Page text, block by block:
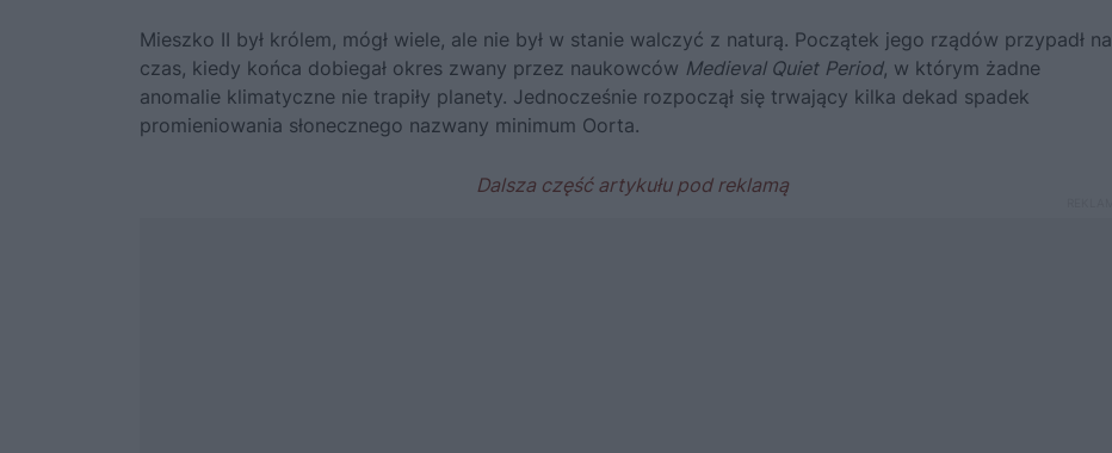
Mieszko II był królem, mógł wiele, ale nie był w stanie walczyć z naturą. Początek jego rządów przypadł na
czas, kiedy końca dobiegał okres zwany przez naukowców Medieval Quiet Period, w którym żadne
anomalie klimatyczne nie trapiły planety. Jednocześnie rozpoczął się trwający kilka dekad spadek
promieniowania słonecznego nazwany minimum Oorta.